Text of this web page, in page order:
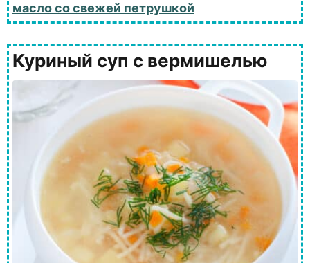
масло со свежей петрушкой
Куриный суп с вермишелью